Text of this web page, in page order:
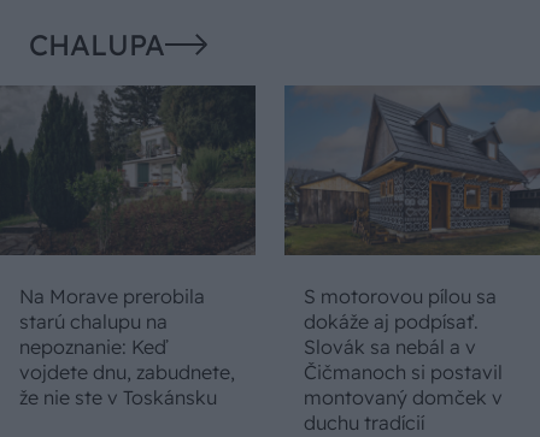
CHALUPA
Na Morave prerobila
starú chalupu na
nepoznanie: Keď
vojdete dnu, zabudnete,
že nie ste v Toskánsku
S motorovou pílou sa
dokáže aj podpísať.
Slovák sa nebál a v
Čičmanoch si postavil
montovaný domček v
duchu tradícií